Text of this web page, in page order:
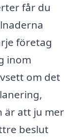
får du
företag
inom
om det
är att ju mer
beslut